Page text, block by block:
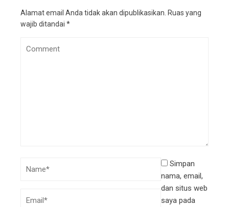
Alamat email Anda tidak akan dipublikasikan. Ruas yang
wajib ditandai *
Simpan
nama, email,
dan situs web
saya pada